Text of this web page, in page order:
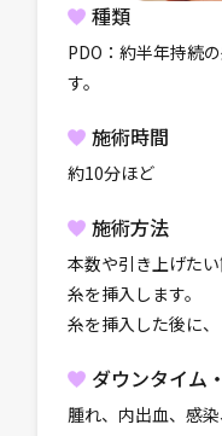
種類
PDO：約半年持続
す。
施術時間
約10分ほど
施術方法
本数や引き上げた
糸を挿入します。
糸を挿入した後に、
ダウンタイム
腫れ、内出血、感